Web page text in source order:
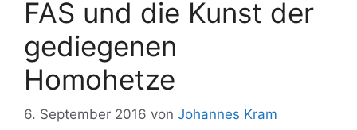
FAS und die Kunst der
gediegenen
Homohetze
6. September 2016 von Johannes Kram